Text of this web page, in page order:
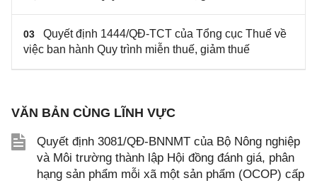
03
Quyết định 1444/QĐ-TCT của Tổng cục Thuế về
việc ban hành Quy trình miễn thuế, giảm thuế
VĂN BẢN CÙNG LĨNH VỰC
Quyết định 3081/QĐ-BNNMT của Bộ Nông nghiệp
và Môi trường thành lập Hội đồng đánh giá, phân
hạng sản phẩm mỗi xã một sản phẩm (OCOP) cấp